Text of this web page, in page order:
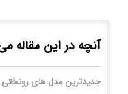
آنچه در این مقاله
جدیدترین مدل های روتختی